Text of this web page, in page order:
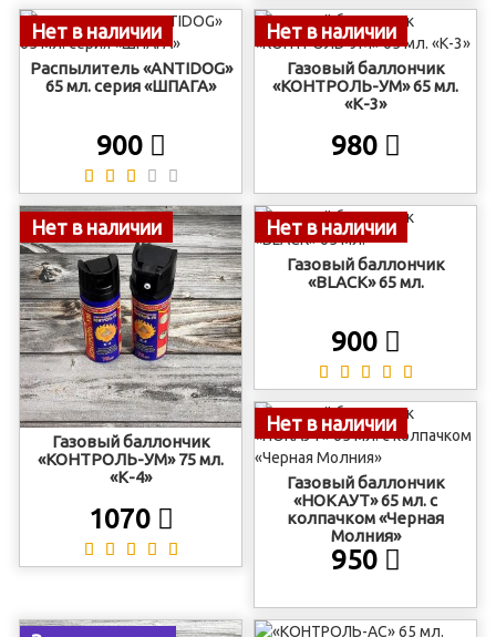
Нет в наличии
Распылитель «ANTIDOG»
65 мл. серия «ШПАГА»
900
Нет в наличии
Газовый баллончик
«КОНТРОЛЬ-УМ» 65 мл.
«К-3»
980
Нет в наличии
Газовый баллончик
«КОНТРОЛЬ-УМ» 75 мл.
«К-4»
1070
Нет в наличии
Газовый баллончик
«BLACK» 65 мл.
900
Нет в наличии
Газовый баллончик
«НОКАУТ» 65 мл. с
колпачком «Черная
Молния»
950